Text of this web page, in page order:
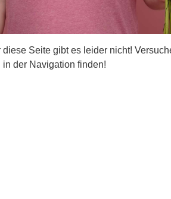
Seite gibt es leider nicht!
der Navigation finden!